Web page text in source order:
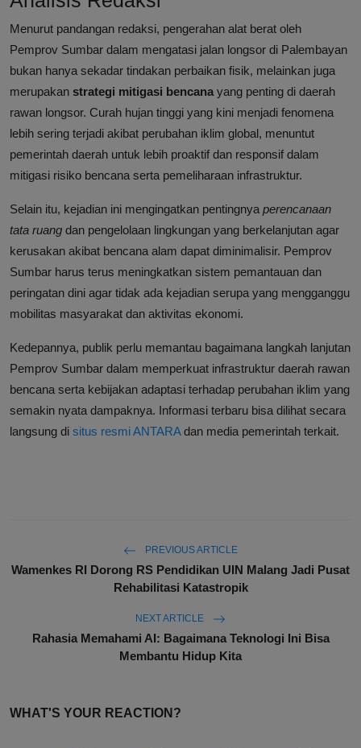
Menurut pandangan redaksi, pengerahan alat berat oleh
Pemprov Sumbar dalam mengatasi jalan longsor di Palembayan
bukan hanya sekadar tindakan perbaikan fisik, melainkan juga
merupakan strategi mitigasi bencana yang penting di daerah
rawan longsor. Curah hujan tinggi yang kini menjadi fenomena
lebih sering terjadi akibat perubahan iklim global, menuntut
pemerintah daerah untuk lebih proaktif dan responsif dalam
mitigasi risiko bencana serta pemeliharaan infrastruktur.
Selain itu, kejadian ini mengingatkan pentingnya perencanaan
tata ruang dan pengelolaan lingkungan yang berkelanjutan agar
kerusakan akibat bencana alam dapat diminimalisir. Pemprov
Sumbar harus terus meningkatkan sistem pemantauan dan
peringatan dini agar tidak ada kejadian serupa yang mengganggu
mobilitas masyarakat dan aktivitas ekonomi.
Kedepannya, publik perlu memantau bagaimana langkah lanjutan
Pemprov Sumbar dalam memperkuat infrastruktur daerah rawan
bencana serta kebijakan adaptasi terhadap perubahan iklim yang
semakin nyata dampaknya. Informasi terbaru bisa dilihat secara
langsung di situs resmi ANTARAdan media pemerintah terkait.
PREVIOUS ARTICLE
Wamenkes RI Dorong RS Pendidikan UIN Malang Jadi Pusat
Rehabilitasi Katastropik
NEXT ARTICLE
Rahasia Memahami AI: Bagaimana Teknologi Ini Bisa
Membantu Hidup Kita
WHAT'S YOUR REACTION?